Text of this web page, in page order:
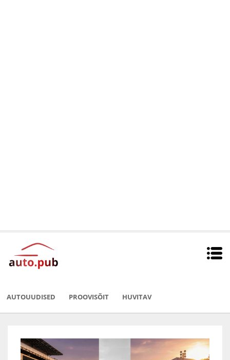
AUTOUUDISED PROOVISÕIT HUVITAV